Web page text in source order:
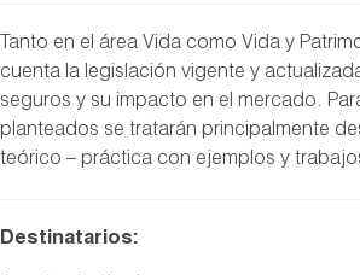
Tanto en el área Vida como Vida y
cuenta la legislación vigente y
seguros y su impacto en el mercado.
planteados se tratarán principalmente
teórico – práctica con ejemplos y
Destinatarios: